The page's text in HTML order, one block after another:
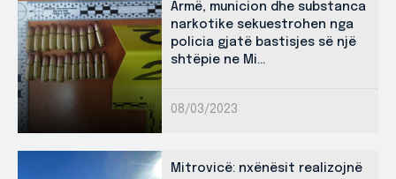
Armë, municion dhe substanca
narkotike sekuestrohen nga
policia gjatë bastisjes së një
shtëpie ne Mi...
08/03/2023
Mitrovicë: nxënësit realizojnë